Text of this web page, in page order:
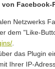
Netzwerks
dem "Like-
.
das Plugin
Ihrer IP-